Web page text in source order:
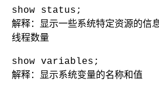
show status;
解释：显示一些系统特定资源的信
线程数量
show variables;
解释：显示系统变量的名称和值